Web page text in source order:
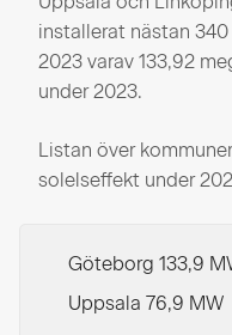
installerat nästan
2023 varav 133,92
under 2023.
Listan över
solelseffekt under
Göteborg 133,9
Uppsala 76,9 MW